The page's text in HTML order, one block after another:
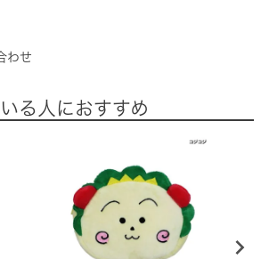
わせ
る人におすすめ